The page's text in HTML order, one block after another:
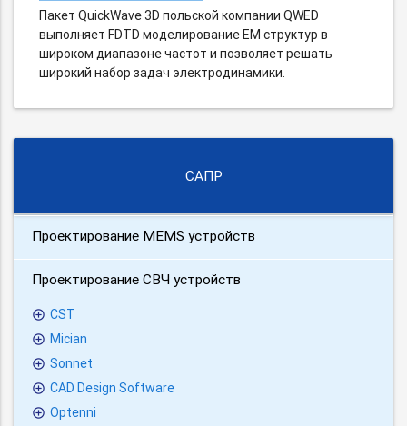
Пакет QuickWave 3D польской компании QWED
выполняет FDTD моделирование EM структур в
широком диапазоне частот и позволяет решать
широкий набор задач электродинамики.
САПР
Проектирование MEMS устройств
Проектирование СВЧ устройств
CST
Mician
Sonnet
CAD Design Software
Optenni